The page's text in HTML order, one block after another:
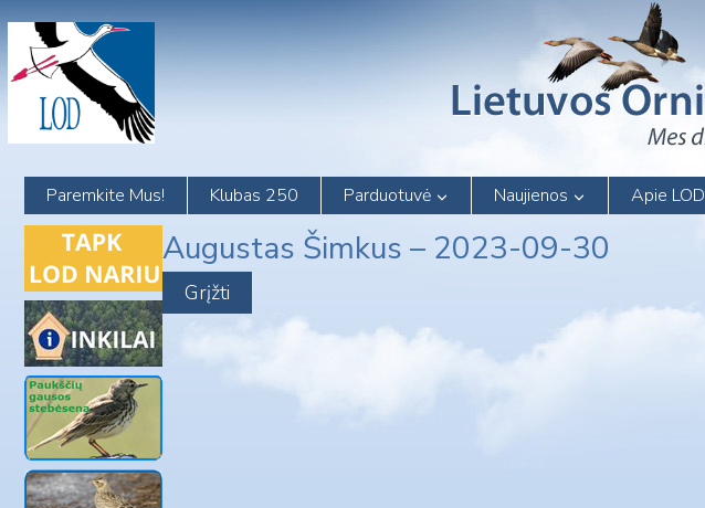
content
Paremkite Mus! Klubas 250 Parduotuvė Naujienos Apie LOD
Augustas Šimkus – 2023-09-30